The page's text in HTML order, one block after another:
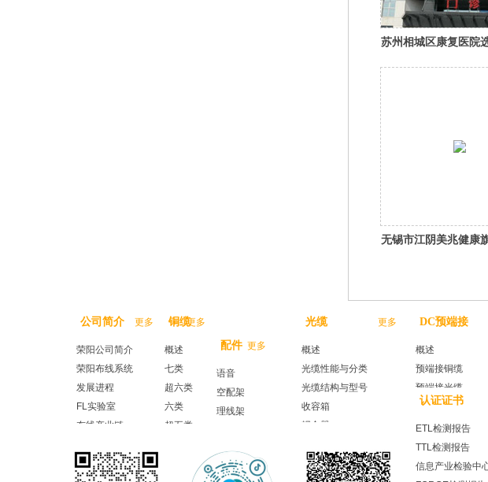
苏州相城区康复医院
无锡市江阴美兆健康
公司简介 更多
荣阳公司简介
荣阳布线系统
发展进程
FL实验室
布线产业链
铜缆更多
概述
七类
超六类
六类
超五类
光缆 更多
概述
光缆性能与分类
光缆结构与型号
收容箱
耦合器
尾纤
DC预端接
概述
预端接铜缆
预端接光缆
认证证书
ETL检测报告
TTL检测报告
信息产业检验中
配件 更多
语音
空配架
理线架
安装工具